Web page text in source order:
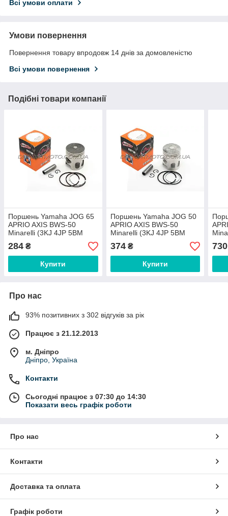
Всі умови оплати
Умови повернення
Повернення товару впродовж 14 днів за домовленістю
Всі умови повернення
Подібні товари компанії
Поршень Yamaha JOG 65
APRIO AXIS BWS-50
Minarelli (3KJ 4JP 5BM
2JA) (Джог) ремонт +0,75
(Ø44,75mm ,p-10) MTRT
284 ₴
Купити
Поршень Yamaha JOG 50
APRIO AXIS BWS-50
Minarelli (3KJ 4JP 5BM
2JA) ремонт +0,25
(Ø40,25мм ,p-10) MTRT
Taiwan
374₴
Купити
730
Про нас
93% позитивних з 302 відгуків за рік
Працює з 21.12.2013
м. Дніпро
Дніпро, Україна
Контакти
Сьогодні працює з 07:30 до 14:30
Показати весь графік роботи
Про нас
Контакти
Доставка та оплата
Графік роботи